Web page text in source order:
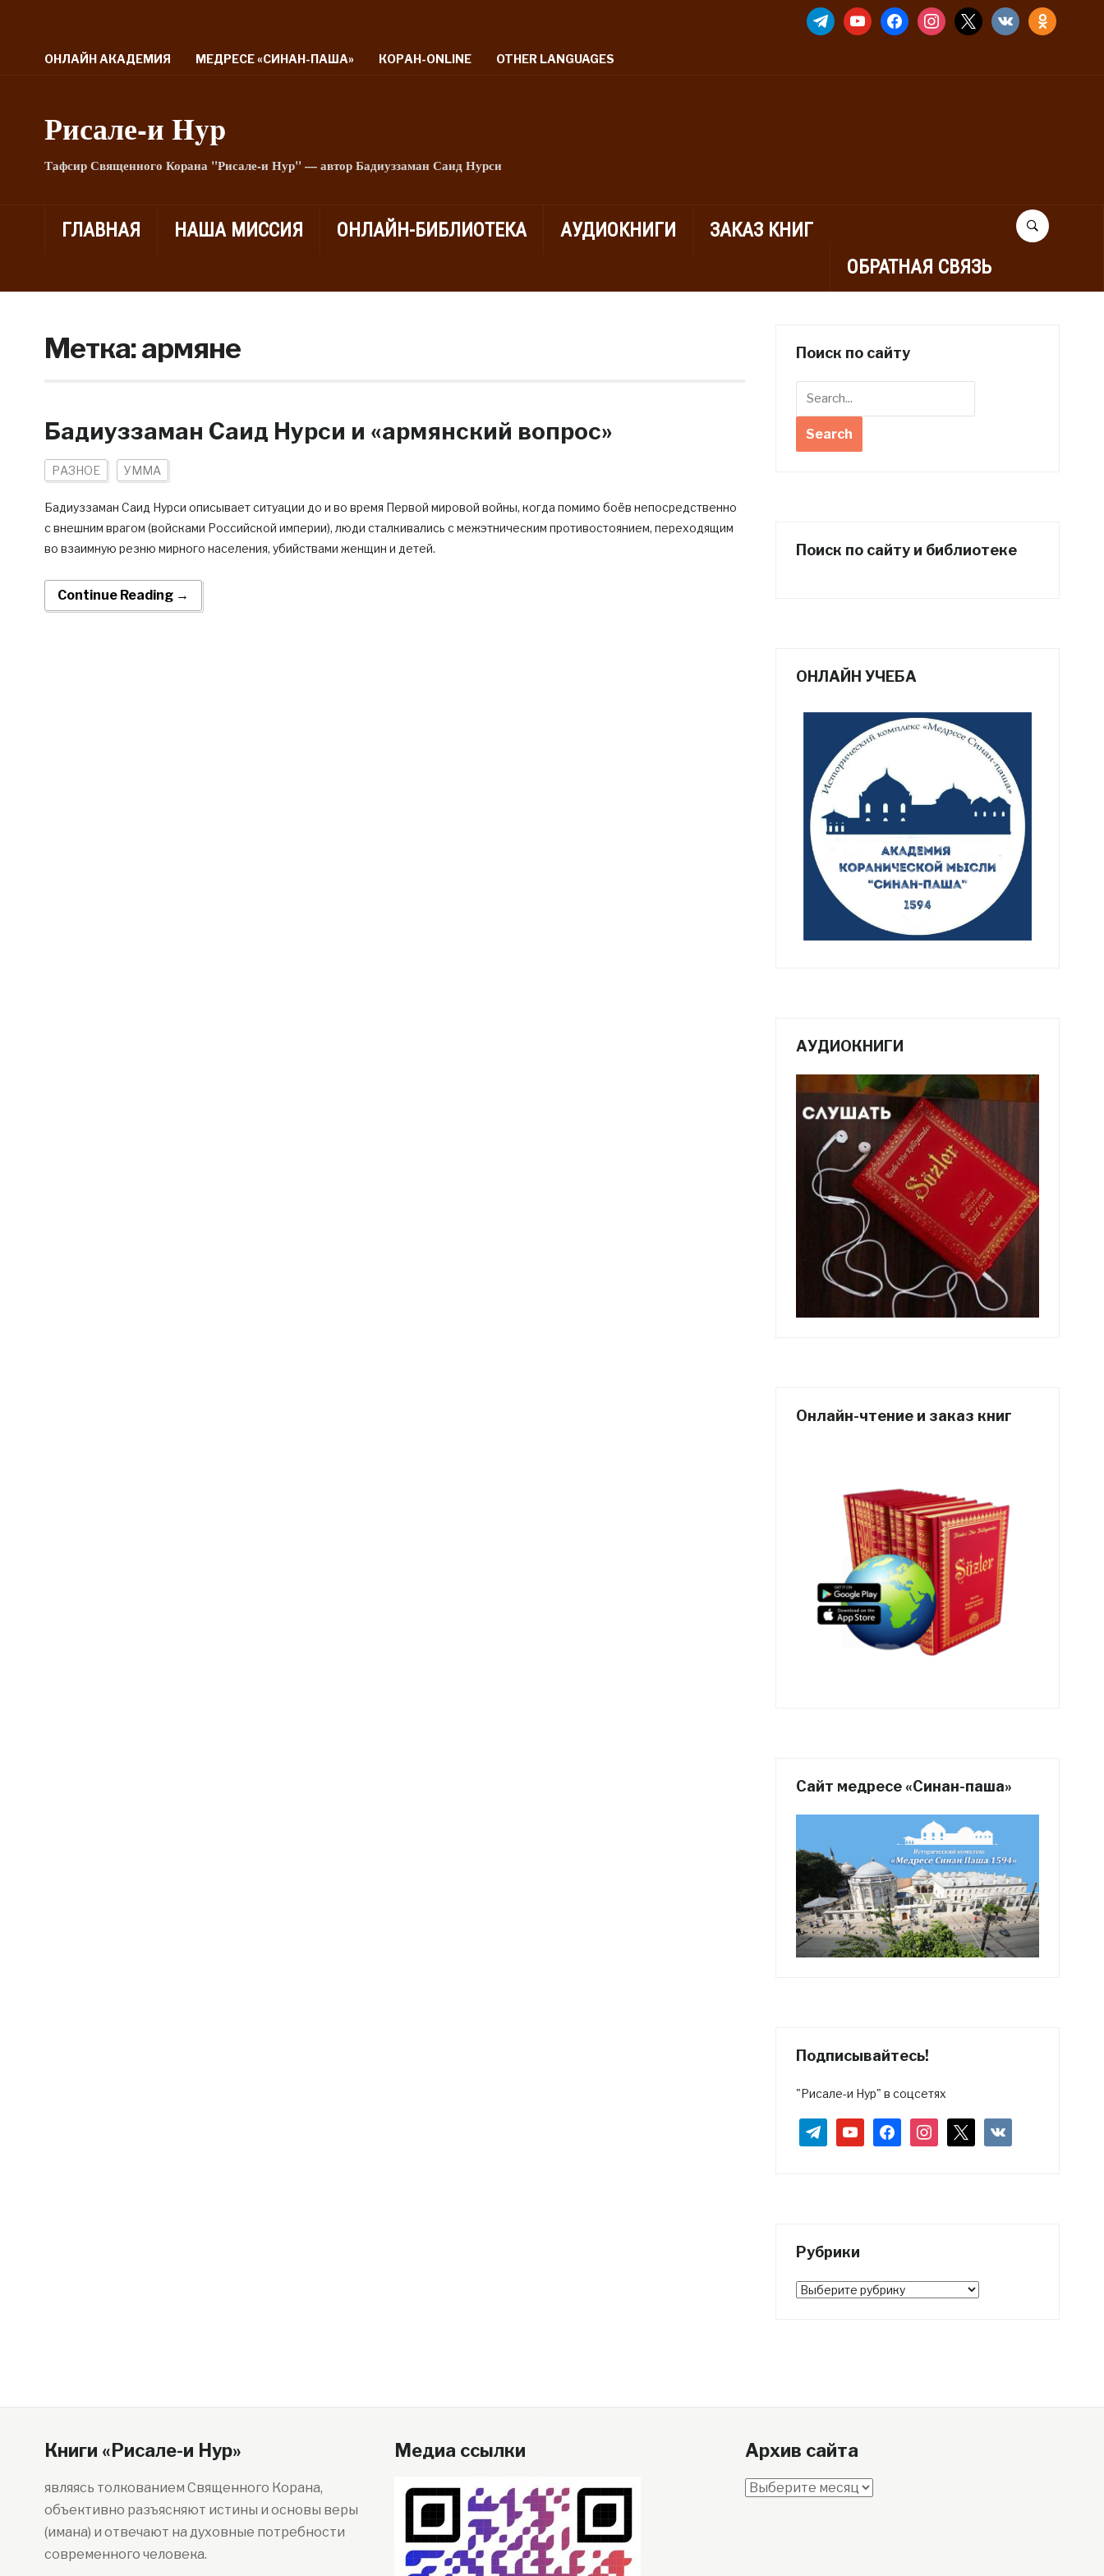
TELEGRAMYOUTUBEFACEBOOKINSTAGRAM
X VKONTAKTE
ОНЛАЙН АКАДЕМИЯ МЕДРЕСЕ «СИНАН-ПАША» КОРАН-ONLINE OTHER LANGUAGES
Рисале-и Hyp
Тафсир Священного Корана "Рисале-и Нур" — автор Бадиуззаман Саид Нурси
ГЛАВНАЯ НАША МИССИЯ ОНЛАЙН-БИБЛИОТЕКА АУДИОКНИГИ
ЗАКАЗ КНИГ
ОБРАТНАЯ СВЯЗЬ
Метка:армяне
Бадиуззаман Саид Нурси и «армянский вопрос»
РАЗНОЕ УММА
Бадиуззаман Саид Нурси описывает ситуации до и во время Первой мировой войны, когда помимо боёв непосредственно
с внешним врагом (войсками Российской империи), люди сталкивались с межэтническим противостоянием, переходящим
во взаимную резню мирного населения, убийствами женщин и детей.
Continue Reading →
Поиск по сайту
Поиск по сайту и библиотеке
ОНЛАЙН УЧЕБА
АУДИОКНИГИ
Онлайн-чтение и заказ книг
Сайт медресе «Синан-паша»
Подписывайтесь!
"Рисале-и Нур" в соцсетях
telegramyoutubefacebookinstagram vkontakte
Рубрики
Рубрики
Книги «Рисале-и Нур»
являясь толкованием Священного Корана,
объективно разъясняют истины и основы веры
(имана) и отвечают на духовные потребности
современного человека.
Медиа ссылки Архив сайта
Архив